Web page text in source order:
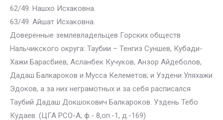
62/49. Нашхо Исхаковна.
63/49. Айшат Исхаковна.
Доверенные землевладельцев Горских обществ
Нальчикского округа: Таубии – Тенгиз Суншев, Кубади-
Хажи Барасбиев, Асланбек Кучуков, Анзор Айдеболов,
Дадаш Балкароков и Мусса Келеметов; и Уздени Уляхажи
Эдоков, а за них неграмотных и за себя расписался
Таубий Дадаш Докшокович Балкароков. Уздень Тебо
Кудаев. (ЦГА РСО-А, ф.- 8,оп.-1, д.-169)